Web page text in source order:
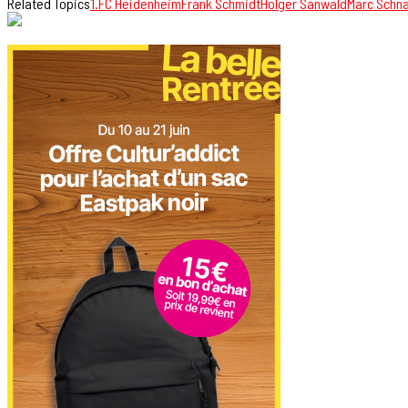
Related Topics1.FC HeidenheimFrank SchmidtHolger SanwaldMarc